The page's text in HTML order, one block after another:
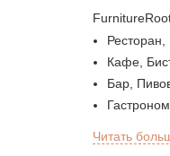
Кафе,
Бар,
Sheesha
Читать